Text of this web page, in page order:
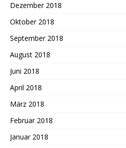
Dezember 2018
Oktober 2018
September 2018
August 2018
Juni 2018
April 2018
März 2018
Februar 2018
Januar 2018